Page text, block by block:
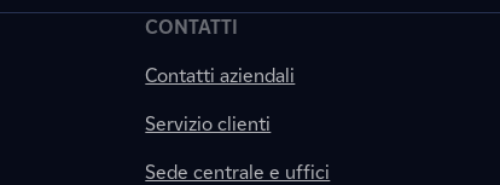
CONTATTI
Contatti aziendali
Servizio clienti
Sede centrale e uffici